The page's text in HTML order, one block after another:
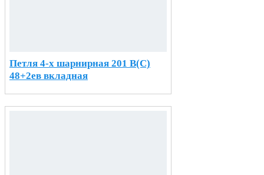
Петля 4-х шарнирная 201 В(С)
48+2ев вкладная